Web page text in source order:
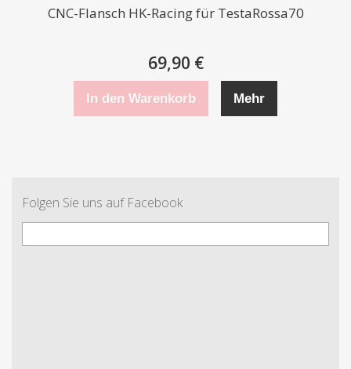
CNC-Flansch HK-Racing für TestaRossa70
69,90 €
In den Warenkorb Mehr
Folgen Sie uns auf Facebook